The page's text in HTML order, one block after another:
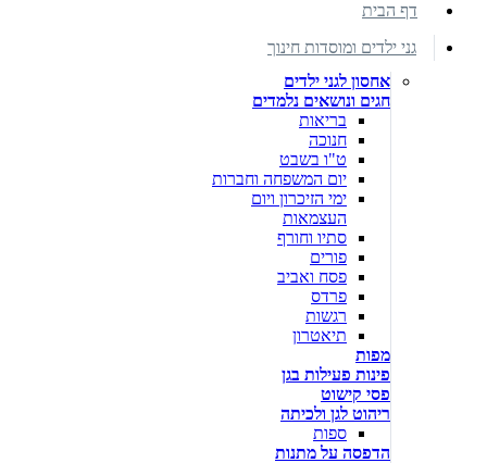
דף הבית
גני ילדים ומוסדות חינוך
אחסון לגני ילדים
חגים ונושאים נלמדים
בריאות
חנוכה
ט"ו בשבט
יום המשפחה וחברות
ימי הזיכרון ויום
העצמאות
סתיו וחורף
פורים
פסח ואביב
פרדס
רגשות
תיאטרון
מפות
פינות פעילות בגן
פסי קישוט
ריהוט לגן ולכיתה
ספות
הדפסה על מתנות